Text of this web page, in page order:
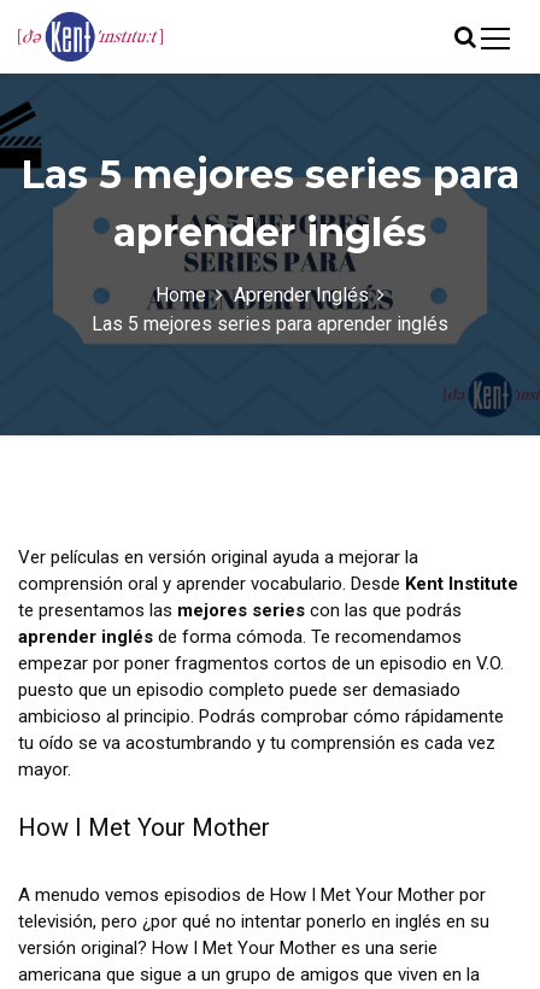
t
o
c
The Kent Institute
Academia de inglés en Valencia
Las 5 mejores series para
aprender inglés
Home
Aprender Inglés
Las 5 mejores series para aprender inglés
Ver películas en versión original ayuda a mejorar la
comprensión oral y aprender vocabulario. Desde Kent Institute
te presentamos las mejores series con las que podrás
aprender inglés de forma cómoda. Te recomendamos
empezar por poner fragmentos cortos de un episodio en V.O.
puesto que un episodio completo puede ser demasiado
ambicioso al principio. Podrás comprobar cómo rápidamente
tu oído se va acostumbrando y tu comprensión es cada vez
mayor.
How I Met Your Mother
A menudo vemos episodios de How I Met Your Mother por
televisión, pero ¿por qué no intentar ponerlo en inglés en su
versión original? How I Met Your Mother es una serie
americana que sigue a un grupo de amigos que viven en la
l